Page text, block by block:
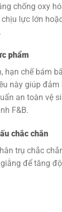
chống oxy
lực lớn
phẩm
hạn chế bám
này giúp đảm
an toàn vệ
F&B.
chắc chắn
trụ chắc
để tăng